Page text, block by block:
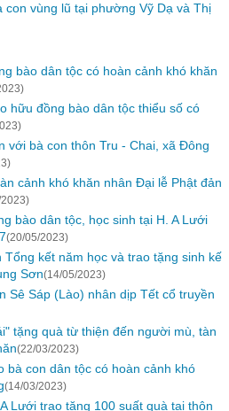
vùng lũ tại phường Vỹ Dạ và Thị
bào dân tộc có hoàn cảnh khó khăn
hữu đồng bào dân tộc thiểu số có
với bà con thôn Tru - Chai, xã Đông
cảnh khó khăn nhân Đại lễ Phật đản
bào dân tộc, học sinh tại H. A Lưới
(20/05/2023)
kết năm học và trao tặng sinh kế
Sơn(14/05/2023)
Sê Sáp (Lào) nhân dịp Tết cổ truyền
tặng quà từ thiện đến người mù, tàn
(22/03/2023)
bà con dân tộc có hoàn cảnh khó
(14/03/2023)
Lưới trao tặng 100 suất quà tại thôn